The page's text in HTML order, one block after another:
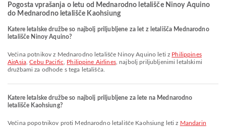
Pogosta vprašanja o letu od Mednarodno letališče Ninoy Aquino
do Mednarodno letališče Kaohsiung
Katere letalske družbe so najbolj priljubljene za let z letališča Mednarodno
letališče Ninoy Aquino?
Večina potnikov z Mednarodno letališče Ninoy Aquino leti z Philippines
AirAsia,Cebu Pacific Philippine Airlines, najbolj priljubljenimi letalskimi
družbami za odhode s tega letališča.
Katere letalske družbe so najbolj priljubljene za lete na Mednarodno
letališče Kaohsiung?
Večina popotnikov proti Mednarodno letališče Kaohsiung leti z Mandarin